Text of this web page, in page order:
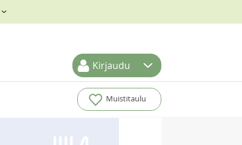
Kirjaudu
Muistitaulu